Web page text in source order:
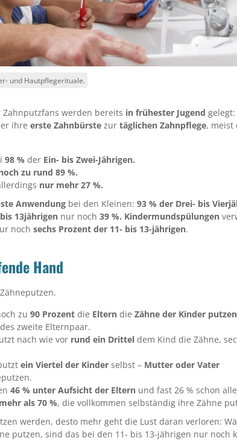
und Hautpflegerituale.
werden bereits in frühester Jugend
ihre erste Zahnbürste zur täglichen Zahnpflege, meist
98 % der Ein- bis Zwei-Jährigen.
zu rund 89 %.
nur mehr 27 %.
Anwendung bei den Kleinen: 93 % der Drei- bis
13jährigen nur noch 39 %. Kindermundspülungen
noch sechs Prozent der 11- bis 13-jährigen.
Hand
zu 90 Prozent die Eltern die Zähne der Kinder putzen
zweite Elternpaar.
nach wie vor rund ein Drittel dem Kind die Zähne,
ein Viertel der Kinder selbst – Mutter oder Vater
46 % unter Aufsicht der Eltern und fast 26 % schon
mehr als 70 %, die vollkommen selbständig ihre Zähne
werden, desto mehr geht die Lust daran verloren:
putzen, sind das bei den 11- bis 13-jährigen nur noch